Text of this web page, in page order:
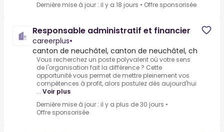
Dernière mise à jour : il y a 18 jours • Offre sponsorisée
Responsable administratif et financier
careerplus•
canton de neuchâtel, canton de neuchâtel, ch
Vous recherchez un poste polyvalent où votre sens
de l'organisation fait la différence ? Cette
opportunité vous permet de mettre pleinement vos
compétences à profit, alors postulez dès aujourd'hui
... Voir plus
Dernière mise à jour : il y a plus de 30 jours •
Offre sponsorisée